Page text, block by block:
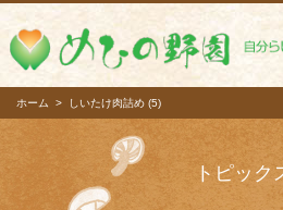
ホーム しいたけ肉詰め (5)
トピック